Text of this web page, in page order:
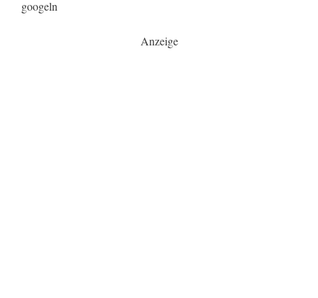
googeln
Anzeige